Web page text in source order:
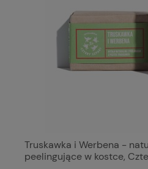
Truskawka i Werbena -
peelingujące w kostce,